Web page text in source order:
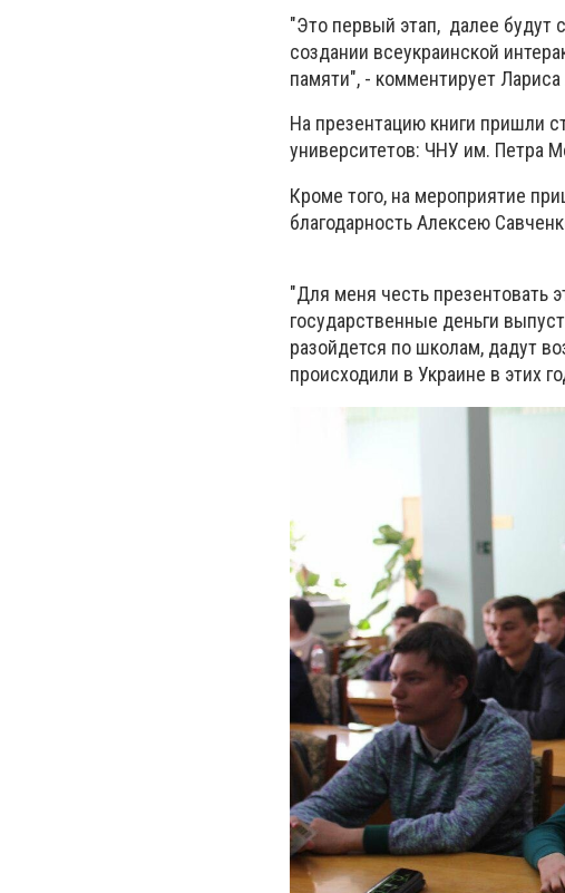
"Это первый этап, далее будут
создании всеукраинской
памяти", - комментирует
На презентацию книги пришли
университетов: ЧНУ им. Петра
Кроме того, на мероприятие
благодарность Алексею
"Для меня честь презентовать
государственные деньги
разойдется по школам, дадут
происходили в Украине в этих